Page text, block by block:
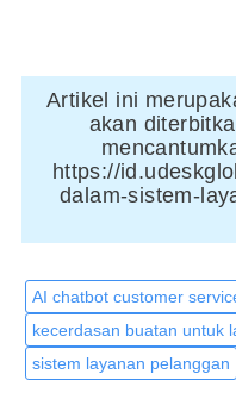
Artikel ini
akan
https://
dalam-sistem-
AI chatbot customer
kecerdasan buatan untuk
sistem layanan pelanggan